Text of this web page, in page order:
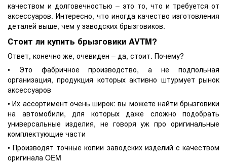
качеством и долговечностью – это то, что и требуется от
аксессуаров. Интересно, что иногда качество изготовления
деталей выше, чем у заводских брызговиков.
Стоит ли купить брызговики AVTM?
Ответ, конечно же, очевиден – да, стоит. Почему?
• Это фабричное производство, а не подпольная
организация, продукция которых активно штурмует рынок
аксессуаров
• Их ассортимент очень широк: вы можете найти брызговики
на автомобили, для которых даже сложно подобрать
универсальные изделия, не говоря уж про оригинальные
комплектующие части
• Производят точные копии заводских изделий с качеством
оригинала OEM